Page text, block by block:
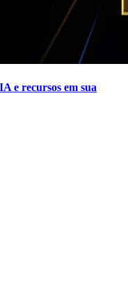
e recursos em sua